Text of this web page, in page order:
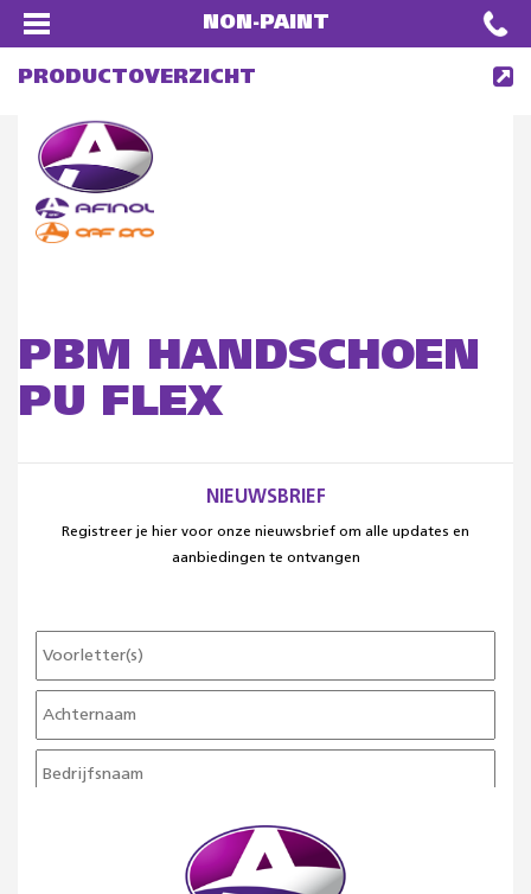
NON-PAINT
PRODUCTOVERZICHT
PBM HANDSCHOEN
PU FLEX
NIEUWSBRIEF
Registreer je hier voor onze nieuwsbrief om alle updates en
aanbiedingen te ontvangen